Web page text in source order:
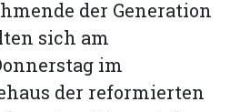
der Generation
sich am
im
der reformierten